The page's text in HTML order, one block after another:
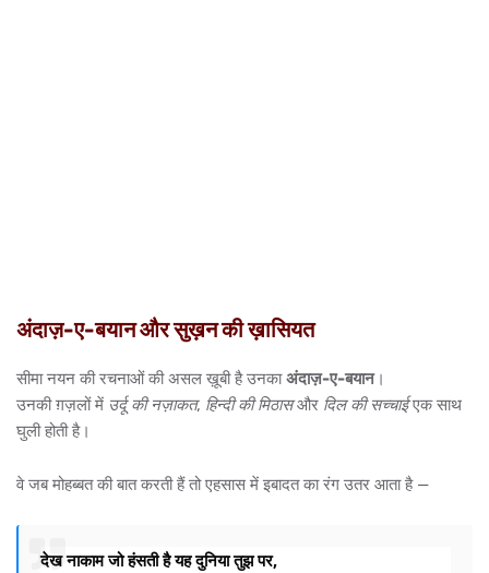
अंदाज़-ए-बयान और सुख़न की ख़ासियत
सीमा नयन की रचनाओं की असल ख़ूबी है उनकाअंदाज़-ए-बयान।
उनकी ग़ज़लों में उर्दू की नज़ाकत, हिन्दी की मिठासऔर दिल की सच्चाईएक साथ
घुली होती है।
वे जब मोहब्बत की बात करती हैं तो एहसास में इबादत का रंग उतर आता है —
देख नाकाम जो हंसती है यह दुनिया तुझ पर,